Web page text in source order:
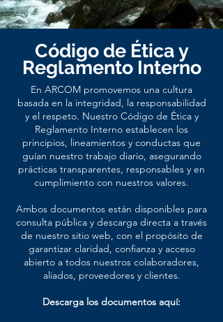
Código de Ética y
Reglamento Interno
En ARCOM promovemos una cultura
basada en la integridad, la responsabilidad
y el respeto. Nuestro Código de Ética y
Reglamento Interno establecen los
principios, lineamientos y conductas que
guían nuestro trabajo diario, asegurando
prácticas transparentes, responsables y en
cumplimiento con nuestros valores.
Ambos documentos están disponibles para
consulta pública y descarga directa a través
de nuestro sitio web, con el propósito de
garantizar claridad, confianza y acceso
abierto a todos nuestros colaboradores,
aliados, proveedores y clientes.
Descarga los documentos aquí: